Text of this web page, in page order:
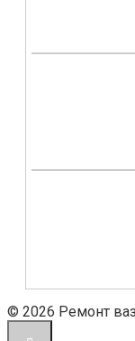
© 2026 Ремонт